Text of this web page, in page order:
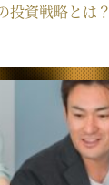
投資戦略とは？